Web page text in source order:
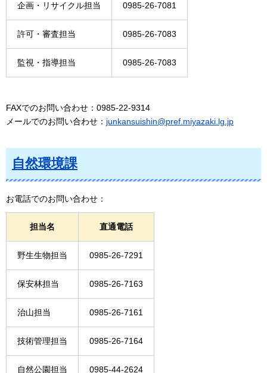
企画・リサイクル担当 0985-26-7081
許可・審査担当 0985-26-7083
監視・指導担当 0985-26-7083
FAXでのお問い合わせ：0985-22-9314
メールでのお問い合わせ： junkansuishin@pref.miyazaki.lg.jp
自然環境課
お電話でのお問い合わせ：
担当名 直通電話
野生生物担当 0985-26-7291
保安林担当 0985-26-7163
治山担当 0985-26-7161
技術管理担当 0985-26-7164
自然公園担当 0985-44-2624